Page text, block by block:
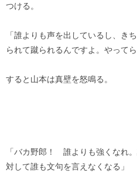
つける。
「誰よりも声を出しているし、き
られて蹴られるんですよ。やってら
すると山本は真壁を怒鳴る。
「バカ野郎！ 誰よりも強くなれ
対して誰も文句を言えなくなる」